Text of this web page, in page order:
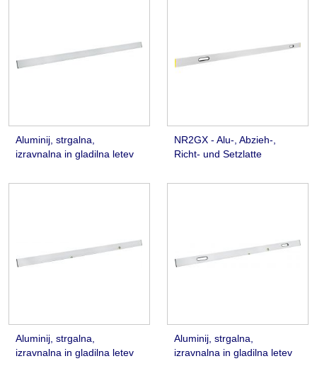
Aluminij, strgalna,
izravnalna in gladilna letev
NR2GX - Alu-, Abzieh-,
Richt- und Setzlatte
Aluminij, strgalna,
izravnalna in gladilna letev
Aluminij, strgalna,
izravnalna in gladilna letev